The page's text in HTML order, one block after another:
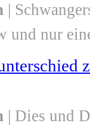
|
und nur
| Dies und